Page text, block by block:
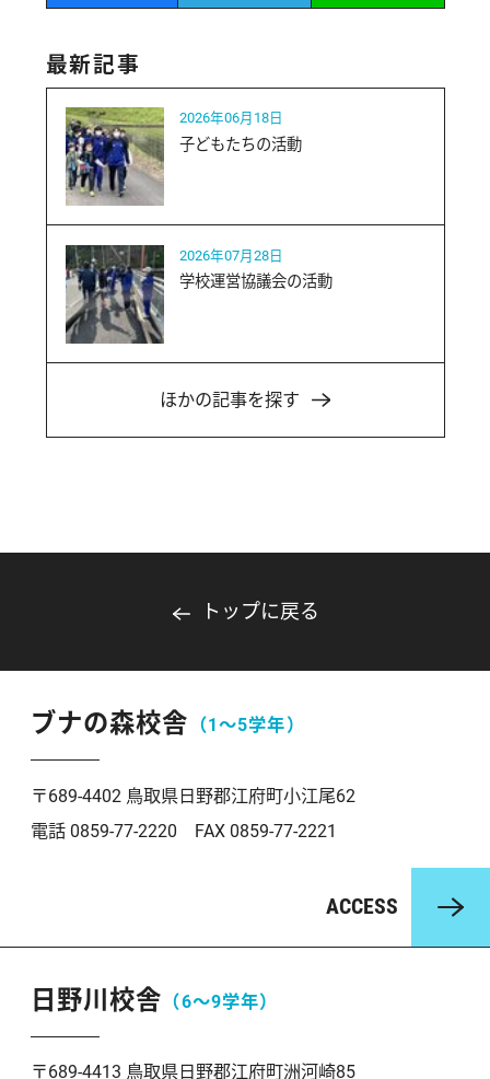
最新記事
2026年06月18日
子どもたちの活動
2026年07月28日
学校運営協議会の活動
ほかの記事を探す
トップに戻る
ブナの森校舎 （1〜5学年）
〒689-4402 鳥取県日野郡江府町小江尾62
電話 0859-77-2220 FAX 0859-77-2221
ACCESS
日野川校舎 （6〜9学年）
〒689-4413 鳥取県日野郡江府町洲河崎85